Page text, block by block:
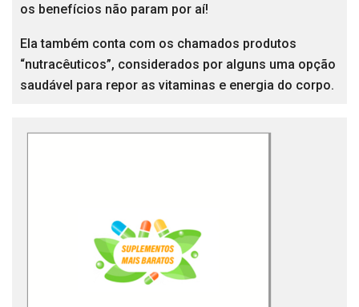
os benefícios não param por aí!
Ela também conta com os chamados produtos
“nutracêuticos”, considerados por alguns uma opção
saudável para repor as vitaminas e energia do corpo.